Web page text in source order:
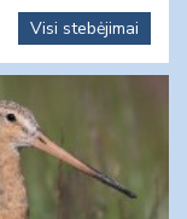
Visi stebėjimai